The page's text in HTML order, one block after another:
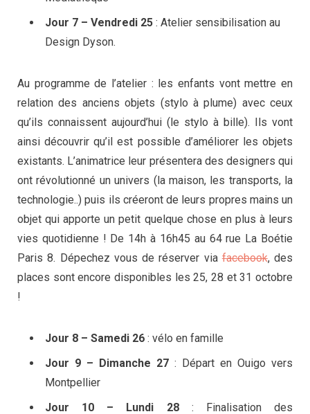
Jour 7 – Vendredi 25 : Atelier sensibilisation au
Design Dyson.
Au programme de l’atelier : les enfants vont mettre en
relation des anciens objets (stylo à plume) avec ceux
qu’ils connaissent aujourd’hui (le stylo à bille). Ils vont
ainsi découvrir qu’il est possible d’améliorer les objets
existants. L’animatrice leur présentera des designers qui
ont révolutionné un univers (la maison, les transports, la
technologie..) puis ils créeront de leurs propres mains un
objet qui apporte un petit quelque chose en plus à leurs
vies quotidienne ! De 14h à 16h45 au 64 rue La Boétie
Paris 8. Dépechez vous de réserver viafacebook, des
places sont encore disponibles les 25, 28 et 31 octobre
!
Jour 8 – Samedi 26 : vélo en famille
Jour 9 – Dimanche 27 : Départ en Ouigo vers
Montpellier
Jour 10 – Lundi 28: Finalisation des